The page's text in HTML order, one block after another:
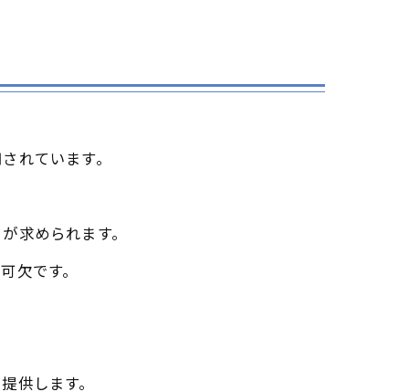
れています。
求められます。
欠です。
供します。